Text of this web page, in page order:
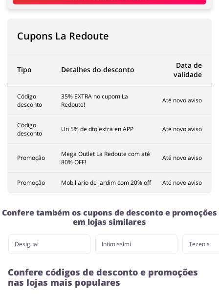
Cupons La Redoute
Tipo Detalhes do desconto
Data de
validade
Código
desconto
35% EXTRA no cupom La
Redoute!
Até novo aviso
Código
desconto
Un 5% de dto extra en APP Até novo aviso
Promoção
Mega Outlet La Redoute com até
80% OFF!
Até novo aviso
Promoção Mobiliario de jardim com 20% off Até novo aviso
Confere também os cupons de desconto e promoções
em lojas similares
Desigual Intimissimi Tezenis
Confere códigos de desconto e promoções
nas lojas mais populares